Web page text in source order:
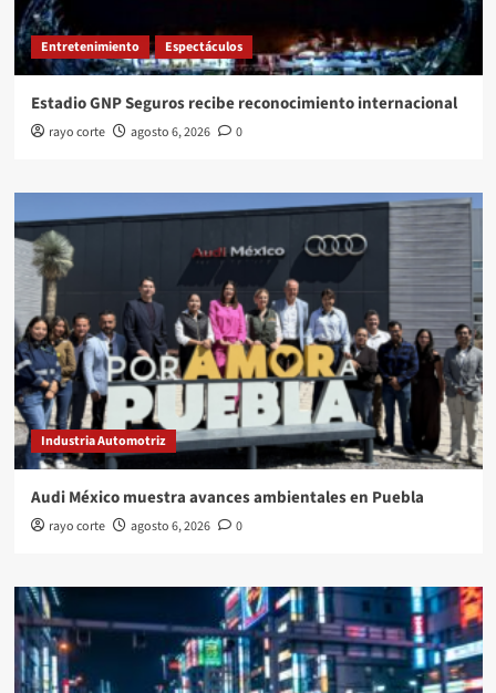
Entretenimiento Espectáculos
Estadio GNP Seguros recibe reconocimiento internacional
rayo corte agosto 6, 2026 0
Industria Automotriz
Audi México muestra avances ambientales en Puebla
rayo corte agosto 6, 2026 0